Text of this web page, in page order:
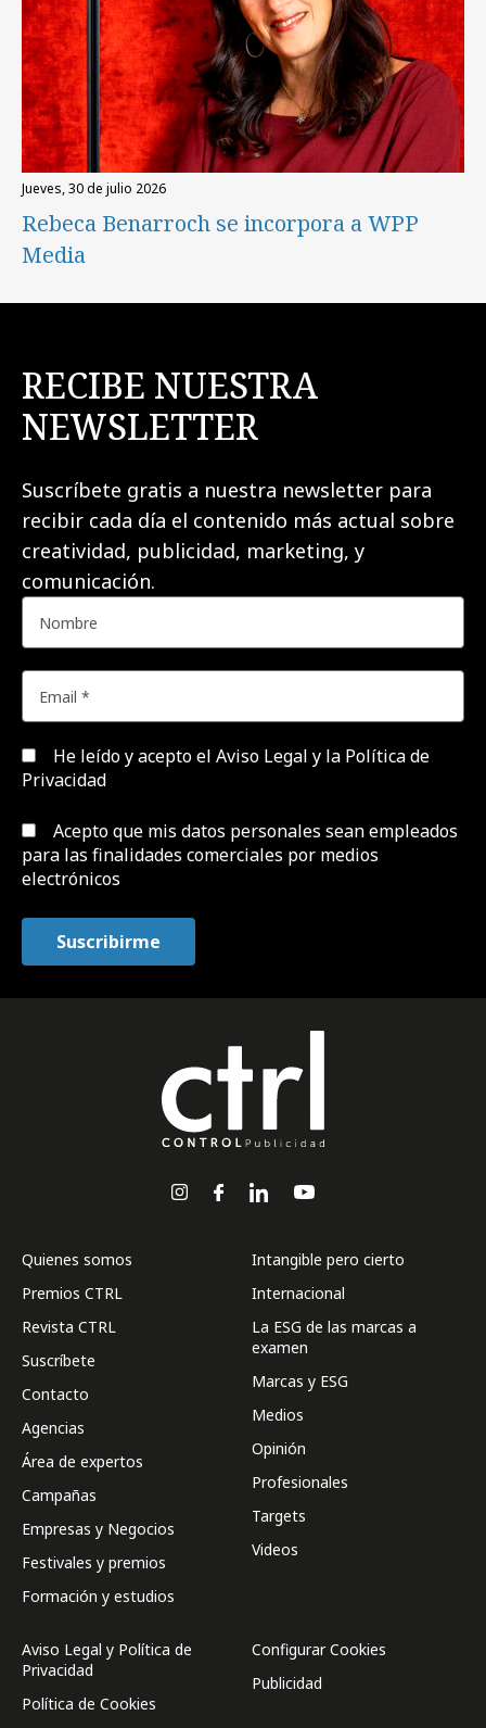
jueves, 30 de julio 2026
Rebeca Benarroch se incorpora a WPP
Media
RECIBE NUESTRA
NEWSLETTER
Suscríbete gratis a nuestra newsletter para
recibir cada día el contenido más actual sobre
creatividad, publicidad, marketing, y
comunicación.
He leído y acepto el Aviso Legal y la Política de
Privacidad
Acepto que mis datos personales sean empleados
para las finalidades comerciales por medios
electrónicos
Quienes somos
Premios CTRL
Revista CTRL
Suscríbete
Contacto
Agencias
Área de expertos
Campañas
Empresas y Negocios
Festivales y premios
Formación y estudios
Intangible pero cierto
Internacional
La ESG de las marcas a
examen
Marcas y ESG
Medios
Opinión
Profesionales
Targets
Videos
Aviso Legal y Política de
Privacidad
Política de Cookies
Configurar Cookies
Publicidad